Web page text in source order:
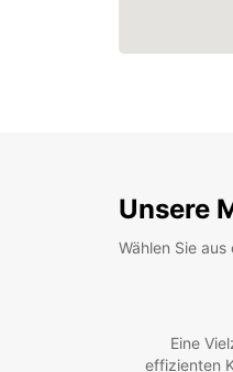
Unsere
Wählen Sie
Eine
effizienten